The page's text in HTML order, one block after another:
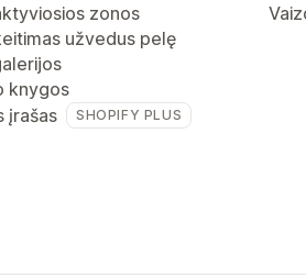
zonos
užvedus pelę
knygos
įrašas
SHOPIFY PLUS